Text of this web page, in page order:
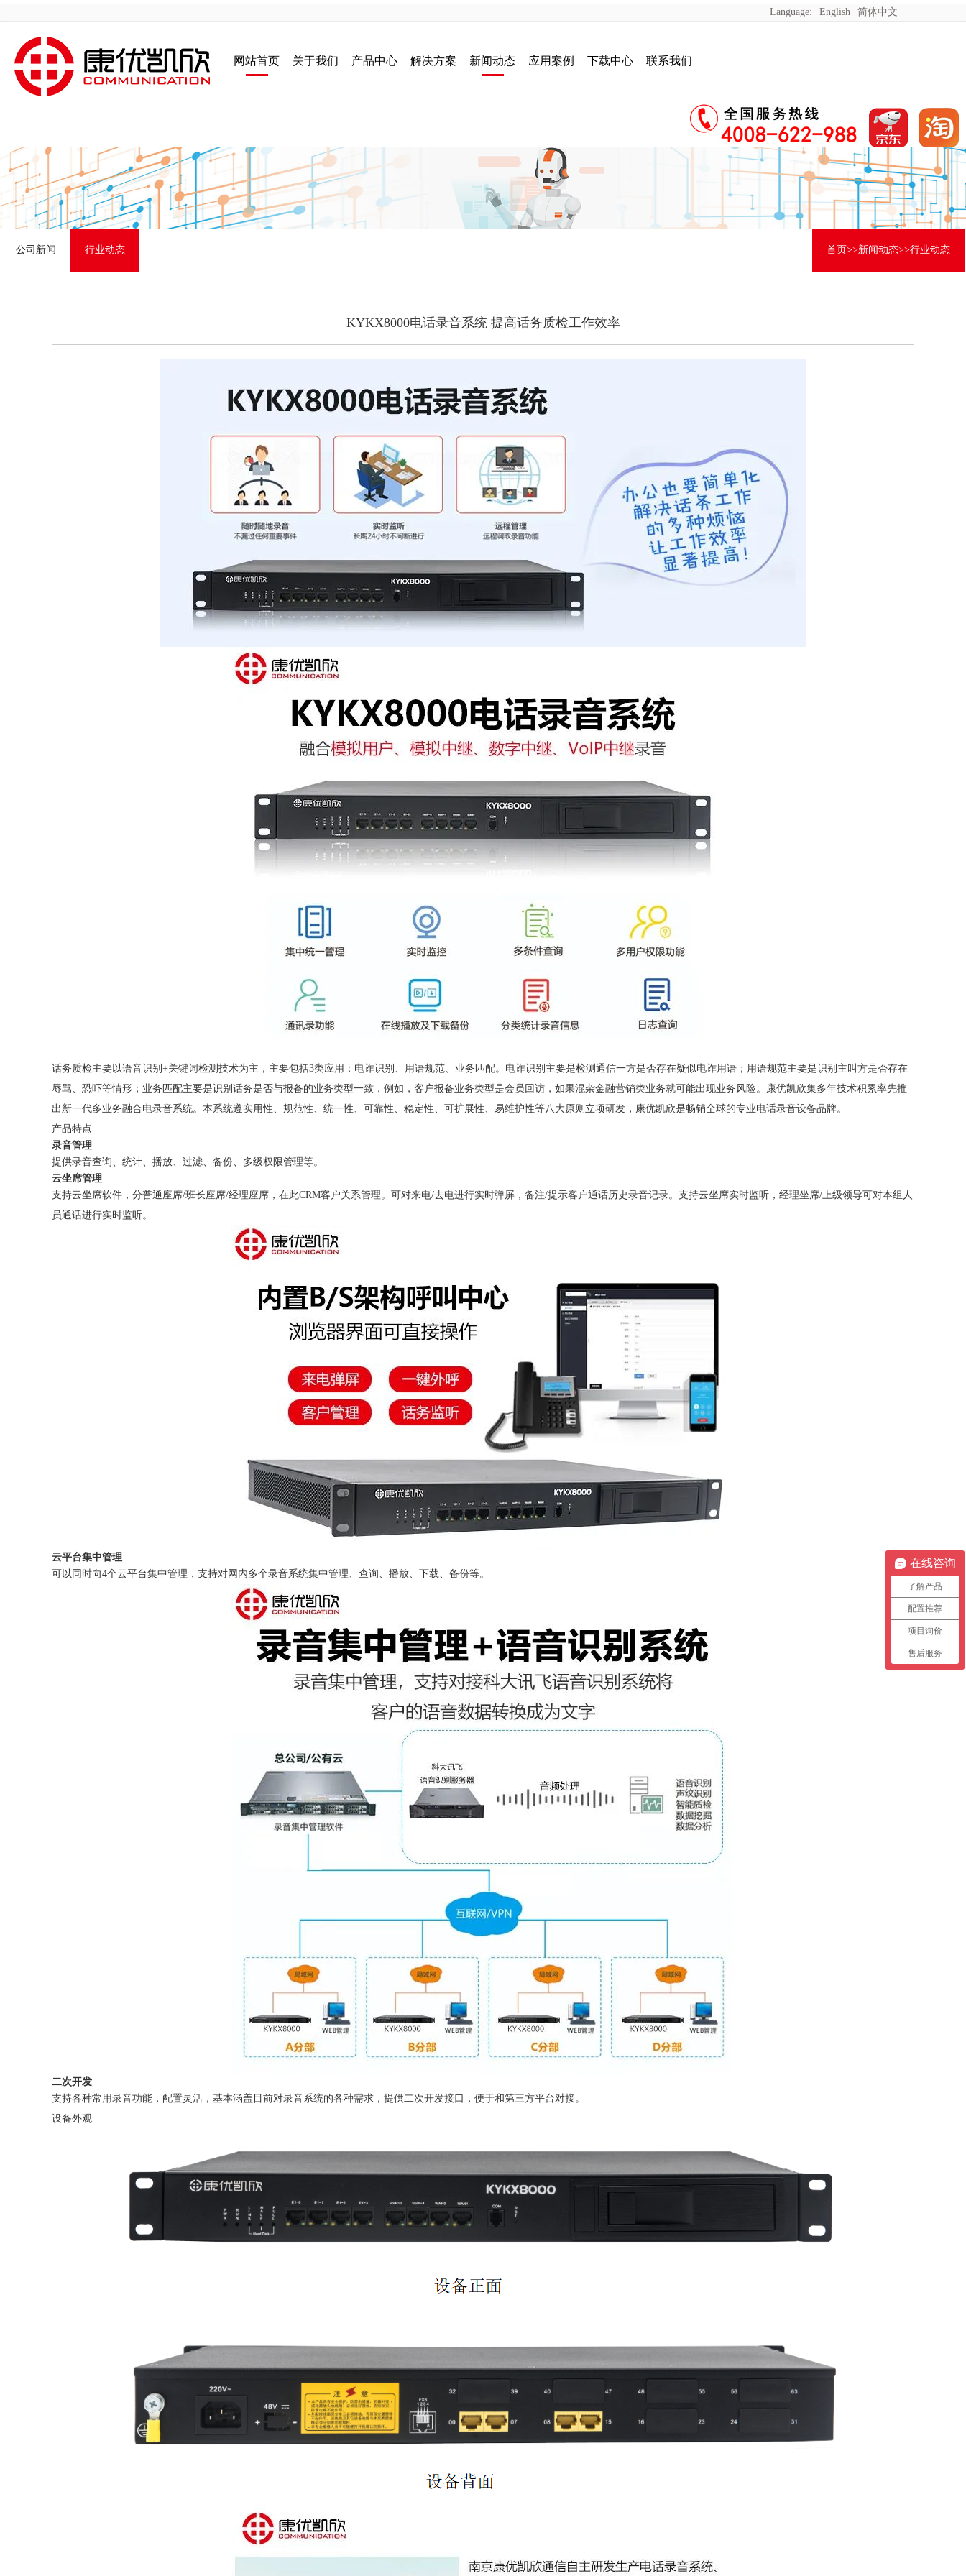
Language: English 简体中文
网站首页 关于我们 产品中心 解决方案 新闻动态 应用案例 下载中心 联系我们
公司新闻 行业动态 首页>>新闻动态>>行业动态
KYKX8000电话录音系统 提高话务质检工作效率
话务质检主要以语音识别+关键词检测技术为主，主要包括3类应用：电诈识别、用语规范、业务匹配。电诈识别主要是检测通信一方是否存在疑似电诈用语；用语规范主要是识别主叫方是否存在
辱骂、恐吓等情形；业务匹配主要是识别话务是否与报备的业务类型一致，例如，客户报备业务类型是会员回访，如果混杂金融营销类业务就可能出现业务风险。康优凯欣集多年技术积累率先推
出新一代多业务融合电录音系统。本系统遵实用性、规范性、统一性、可靠性、稳定性、可扩展性、易维护性等八大原则立项研发，康优凯欣是畅销全球的专业电话录音设备品牌。
产品特点
录音管理
提供录音查询、统计、播放、过滤、备份、多级权限管理等。
云坐席管理
支持云坐席软件，分普通座席/班长座席/经理座席，在此CRM客户关系管理。可对来电/去电进行实时弹屏，备注/提示客户通话历史录音记录。支持云坐席实时监听，经理坐席/上级领导可对本组人
员通话进行实时监听。
云平台集中管理
可以同时向4个云平台集中管理，支持对网内多个录音系统集中管理、查询、播放、下载、备份等。
二次开发
支持各种常用录音功能，配置灵活，基本涵盖目前对录音系统的各种需求，提供二次开发接口，便于和第三方平台对接。
设备外观
在线咨询
了解产品
配置推荐
项目询价
售后服务